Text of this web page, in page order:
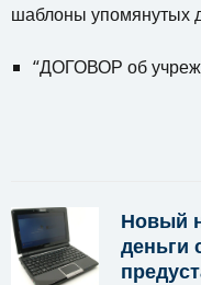
шаблоны упомянутых
“ДОГОВОР об
Новый
деньги